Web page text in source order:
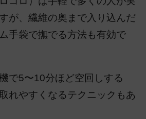
が、繊維の奥まで入り込んだ
手袋で撫でる方法も有効で
で5〜10分ほど空回しする
れやすくなるテクニックもあ